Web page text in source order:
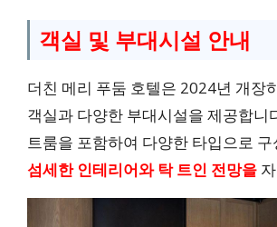
객실 및 부대시설 안내
더친 메리 푸둠 호텔은 2024년 개장
객실과 다양한 부대시설을 제공합니
트룸을 포함하여 다양한 타입으로
섬세한 인테리어와 탁 트인 전망을